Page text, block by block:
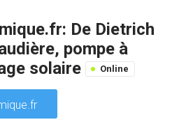
De Dietrich
pompe à
solaire
Online